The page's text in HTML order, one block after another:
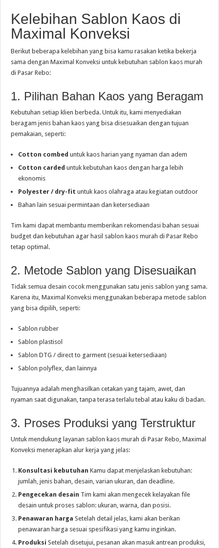
Kelebihan Sablon Kaos di
Maximal Konveksi
Berikut beberapa kelebihan yang bisa kamu rasakan ketika bekerja
sama dengan Maximal Konveksi untuk kebutuhan sablon kaos murah
di Pasar Rebo:
1. Pilihan Bahan Kaos yang Beragam
Kebutuhan setiap klien berbeda. Untuk itu, kami menyediakan
beragam jenis bahan kaos yang bisa disesuaikan dengan tujuan
pemakaian, seperti:
Cotton combed untuk kaos harian yang nyaman dan adem
Cotton carded untuk kebutuhan kaos dengan harga lebih
ekonomis
Polyester / dry-fit untuk kaos olahraga atau kegiatan outdoor
Bahan lain sesuai permintaan dan ketersediaan
Tim kami dapat membantu memberikan rekomendasi bahan sesuai
budget dan kebutuhan agar hasil sablon kaos murah di Pasar Rebo
tetap optimal.
2. Metode Sablon yang Disesuaikan
Tidak semua desain cocok menggunakan satu jenis sablon yang sama.
Karena itu, Maximal Konveksi menggunakan beberapa metode sablon
yang bisa dipilih, seperti:
Sablon rubber
Sablon plastisol
Sablon DTG / direct to garment (sesuai ketersediaan)
Sablon polyflex, dan lainnya
Tujuannya adalah menghasilkan cetakan yang tajam, awet, dan
nyaman saat digunakan, tanpa terasa terlalu tebal atau kaku di badan.
3. Proses Produksi yang Terstruktur
Untuk mendukung layanan sablon kaos murah di Pasar Rebo, Maximal
Konveksi menerapkan alur kerja yang jelas:
Konsultasi kebutuhan Kamu dapat menjelaskan kebutuhan:
jumlah, jenis bahan, desain, varian ukuran, dan deadline.
Pengecekan desain Tim kami akan mengecek kelayakan file
desain untuk proses sablon: ukuran, warna, dan posisi.
Penawaran harga Setelah detail jelas, kami akan berikan
penawaran harga sesuai spesifikasi yang kamu inginkan.
Produksi Setelah disetujui, pesanan akan masuk antrean produksi,